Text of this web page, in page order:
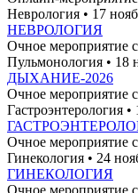
Неврология • 17
НЕВРОЛОГИЯ
Очное мероприятие
Пульмонология • 18
ДЫХАНИЕ-2026
Очное мероприятие
Гастроэнтерология •
Очное мероприятие
Гинекология • 24
ГИНЕКОЛОГИЯ
Очное мероприятие